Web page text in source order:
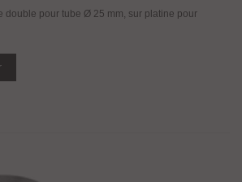
double pour tube Ø 25 mm, sur platine pour